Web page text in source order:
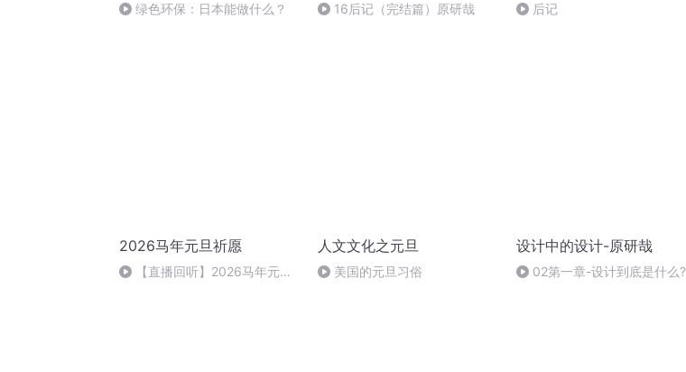
绿色环保：日本能做什么？ 16后记（完结篇）原研哉 后记
2026马年元旦祈愿
【直播回听】2026马年元旦
人文文化之元旦
美国的元旦习俗
设计中的设计-原研哉
02第一章-设计到底是什么?